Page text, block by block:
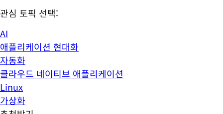
관심 토픽 선택:
AI
애플리케이션 현대화
자동화
클라우드 네이티브 애플리케이션
Linux
가상화